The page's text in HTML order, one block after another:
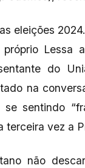
eleições
Lessa
do
na
sentindo
terceira vez a
não